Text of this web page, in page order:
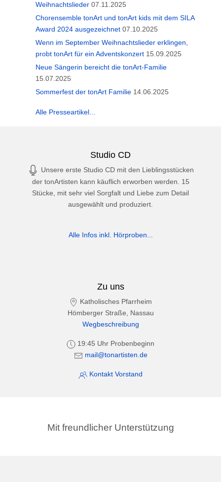
Weihnachtslieder 07.11.2025
Chorensemble tonArt und tonArt kids mit dem SILA
Award 2024 ausgezeichnet 07.10.2025
Wenn im September Weihnachtslieder erklingen,
probt tonArt für ein Adventskonzert 15.09.2025
Neue Sängerin bereicht die tonArt-Familie
15.07.2025
Sommerfest der tonArt Familie 14.06.2025
Alle Presseartikel...
Studio CD
Unsere erste Studio CD mit den Lieblingsstücken
der tonArtisten kann käuflich erworben werden. 15
Stücke, mit sehr viel Sorgfalt und Liebe zum Detail
ausgewählt und produziert.
Alle Infos inkl. Hörproben...
Zu uns
Katholisches Pfarrheim
Hömberger Straße, Nassau
Wegbeschreibung
19:45 Uhr Probenbeginn
mail@tonartisten.de
Kontakt Vorstand
Mit freundlicher Unterstützung